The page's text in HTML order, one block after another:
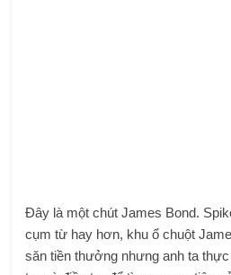
Đây là một chút James Bond.
cụm từ hay hơn, khu ổ chuột
săn tiền thưởng nhưng anh ta